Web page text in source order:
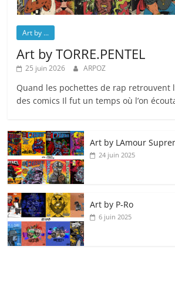
Art by ...
Art by TORRE.PENTEL
25 juin 2026 ARPOZ
Quand les pochettes de rap retrouvent
des comics Il fut un temps où l’on
Art by LAmour
24 juin 2025
Art by P‑Ro
6 juin 2025